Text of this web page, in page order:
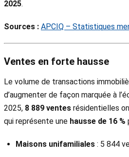
2025.
Sources : APCIQ – Statistiques
Ventes en forte hausse
Le volume de transactions
d’augmenter de façon marquée à
2025, 8 889 ventes résidentielles
qui représente une hausse de 16 %
Maisons unifamiliales : 5 844